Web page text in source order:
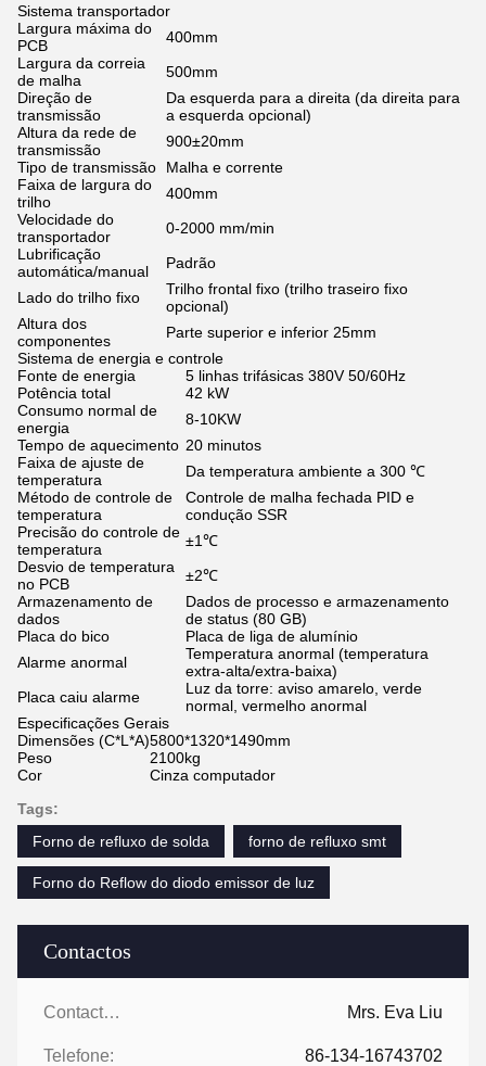
Contactos
Contactos: Mrs. Eva Liu
Telefone: 86-134-16743702
Sistema transportador
Largura máxima do
PCB
400mm
Largura da correia
de malha
500mm
Direção de
transmissão
Da esquerda para a direita (da direita para
a esquerda opcional)
Altura da rede de
transmissão
900±20mm
Tipo de transmissão
Malha e corrente
Faixa de largura do
trilho
400mm
Velocidade do
transportador
0-2000 mm/min
Lubrificação
automática/manual
Padrão
Lado do trilho fixo
Trilho frontal fixo (trilho traseiro fixo
opcional)
Altura dos
componentes
Parte superior e inferior 25mm
Sistema de energia e controle
Fonte de energia
5 linhas trifásicas 380V 50/60Hz
Potência total
42 kW
Consumo normal de
energia
8-10KW
Tempo de aquecimento 20 minutos
Faixa de ajuste de
temperatura
Da temperatura ambiente a 300 ℃
Método de controle de
temperatura
Controle de malha fechada PID e
condução SSR
Precisão do controle de
temperatura
±1℃
Desvio de temperatura
no PCB
±2℃
Armazenamento de
dados
Dados de processo e armazenamento
de status (80 GB)
Placa do bico
Placa de liga de alumínio
Alarme anormal
Temperatura anormal (temperatura
extra-alta/extra-baixa)
Placa caiu alarme
Luz da torre: aviso amarelo, verde
normal, vermelho anormal
Especificações Gerais
Dimensões (C*L*A)5800*1320*1490mm
Peso
2100kg
Cor
Cinza computador
Tags:
Forno de refluxo de solda
forno de refluxo smt
Forno do Reflow do diodo emissor de luz